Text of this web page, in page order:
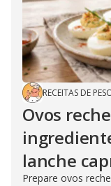
RECEITAS DE
Ovos
lanche
Prepare ovos